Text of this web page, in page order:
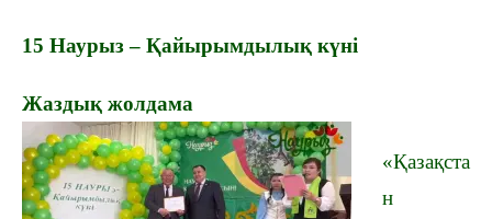
15 Наурыз – Қайырымдылық күні
Жаздық жолдама
«Қазақста
н